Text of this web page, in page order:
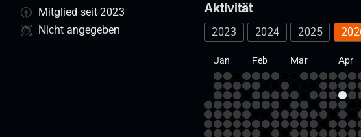
Mitglied seit 2023
Nicht angegeben
Aktivität
2023 2024 2025
Jan Feb Mar Apr